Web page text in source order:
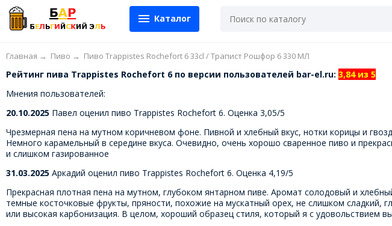
Каталог
Главная → Пиво → Пиво Trappistes Rochefort 6 33cl / Трапист Рошфор 6 330 МЛ
Рейтинг пива Trappistes Rochefort 6 по версии пользователей bar-el.ru: 3,84 из 5
Мнения пользователей:
20.10.2025 Павел оценил пиво Trappistes Rochefort 6. Оценка 3,05/5
Чрезмерная пена на мутном коричневом фоне. Пивной и хлебный вкус, нотки корицы и
Немного карамельный в середине вкуса. Очевидно, очень хорошо сваренное пиво и
и слишком газированное
31.03.2025 Аркадий оценил пиво Trappistes Rochefort 6. Оценка 4,19/5
Прекрасная плотная пена на мутном, глубоком янтарном пиве. Аромат солодовый и
темные косточковые фрукты, пряности, похожие на мускатный орех, не слишком сладкий,
или высокая карбонизация. В целом, хороший образец стиля, который я с удовольствием